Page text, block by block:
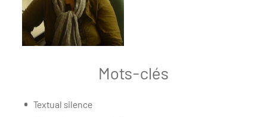
Mots-clés
Textual silence